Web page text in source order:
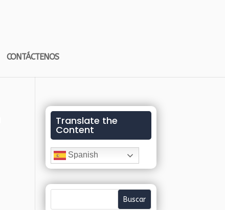
CONTÁCTENOS
Translate the
Content
Spanish